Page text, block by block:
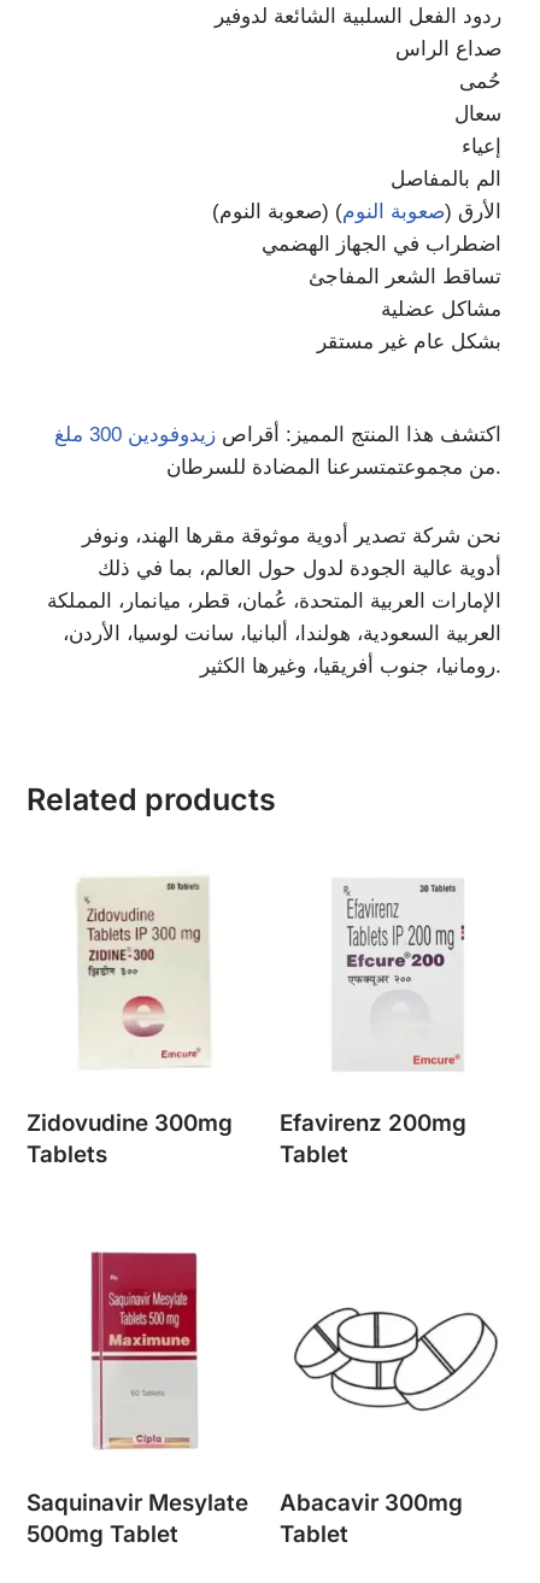
ردود الفعل السلبية الشائعة لدوفير
صداع الراس
حُمى
سعال
إعياء
الم بالمفاصل
الأرق (صعوبة النوم) (صعوبة النوم)
اضطراب في الجهاز الهضمي
تساقط الشعر المفاجئ
مشاكل عضلية
بشكل عام غير مستقر
اكتشف هذا المنتج المميز: أقراص زيدوفودين 300 ملغ
من مجموعتمتسرع نا المضادة للسرطان.
نحن شركة تصدير أدوية موثوقة مقرها الهند، ونوفر
أدوية عالية الجودة لدول حول العالم، بما في ذلك
الإمارات العربية المتحدة، عُمان، قطر، ميانمار، المملكة
العربية السعودية، هولندا، ألبانيا، سانت لوسيا، الأردن،
رومانيا، جنوب أفريقيا، وغيرها الكثير.
Related products
Zidovudine 300mg
Tablets
Efavirenz 200mg
Tablet
Saquinavir Mesylate
500mg Tablet
Abacavir 300mg
Tablet